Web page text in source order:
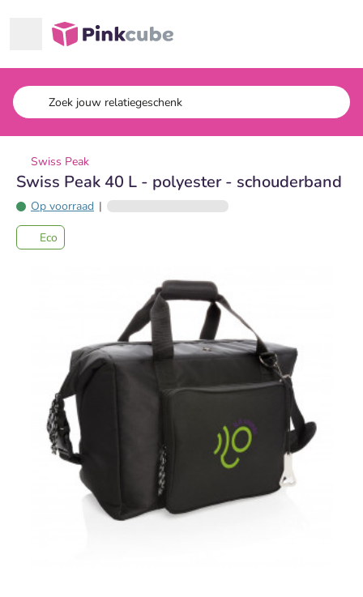
Pinkcube
Swiss Peak
Swiss Peak 40 L - polyester - schouderband
Op voorraad |
Eco